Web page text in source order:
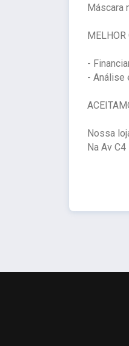
Máscara
MELHOR
-
- Análise
Nossa
Na Av